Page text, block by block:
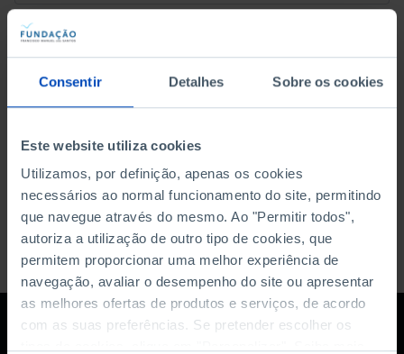
Consentir Detalhes Sobre os cookies
Este website utiliza cookies
Utilizamos, por definição, apenas os cookies
necessários ao normal funcionamento do site, permitindo
que navegue através do mesmo. Ao "Permitir todos",
autoriza a utilização de outro tipo de cookies, que
permitem proporcionar uma melhor experiência de
navegação, avaliar o desempenho do site ou apresentar
as melhores ofertas de produtos e serviços, de acordo
com as suas preferências. Se pretender escolher os
DATA DE INÍCIO
DATA DE FIM